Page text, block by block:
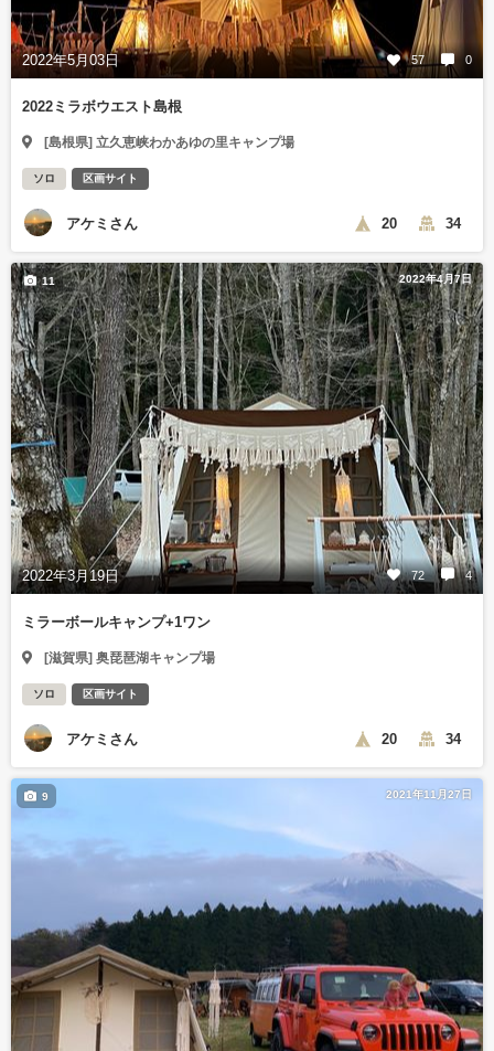
2022年5月03日 57 0
2022ミラボウエスト島根
[島根県] 立久恵峡わかあゆの里キャンプ場
ソロ 区画サイト
アケミさん 20 34
2022年4月7日
2022年3月19日 72 4
11
ミラーボールキャンプ+1ワン
[滋賀県] 奥琵琶湖キャンプ場
ソロ 区画サイト
アケミさん 20 34
2021年11月27日
9